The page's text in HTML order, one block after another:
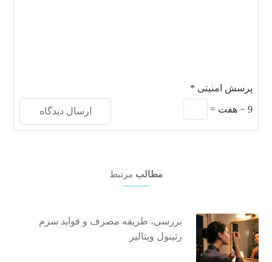
پرسش امنیتی *
9
−هفت =
مطالب مرتبط
بررسی، طریقه مصرف و فواید سرم
رتینول ویتالیر